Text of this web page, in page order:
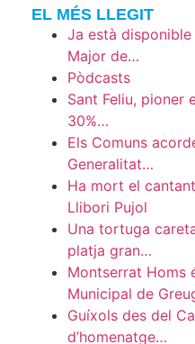
EL MÉS LLEGIT
Ja està
Major de…
Pòdcasts
Sant Feliu, pioner
30%…
Els Comuns
Generalitat…
Ha mort el
Llibori Pujol
Una tortuga
platja gran…
Montserrat Homs
Municipal de
Guíxols des del
d’homenatge…